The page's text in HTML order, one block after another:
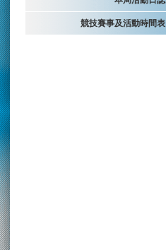
競技賽事及活動時間表